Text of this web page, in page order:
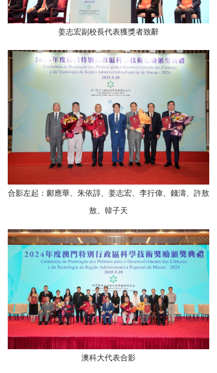
姜志宏副校長代表獲獎者致辭
合影左起：鄺應華、朱依諄、姜志宏、李行偉、錢濤、許敖
敖、韓子天
澳科大代表合影